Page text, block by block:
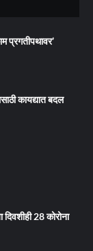
प्रगतीपथावर’
कायद्यात बदल
28 कोरोना